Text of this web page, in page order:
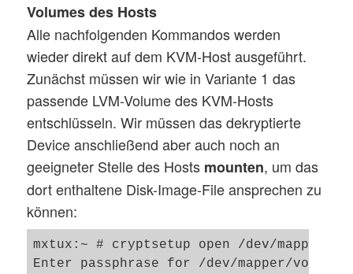
Volumes des Hosts
Alle nachfolgenden Kommandos werden
wieder direkt auf dem KVM-Host ausgeführt.
Zunächst müssen wir wie in Variante 1 das
passende LVM-Volume des KVM-Hosts
entschlüsseln. Wir müssen das dekryptierte
Device anschließend aber auch noch an
geeigneter Stelle des Hosts mounten, um das
dort enthaltene Disk-Image-File ansprechen zu
können:
mxtux:~ # cryptsetup open /dev/mapper/
Enter passphrase for /dev/mapper/